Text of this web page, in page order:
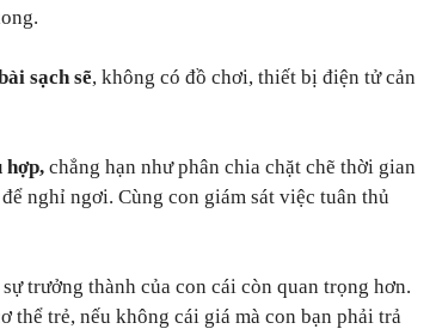
sạch sẽ, không có đồ chơi, thiết bị điện tử cản
hợp, chẳng hạn như phân chia chặt chẽ thời gian
nghỉ ngơi. Cùng con giám sát việc tuân thủ
trưởng thành của con cái còn quan trọng hơn.
thể trẻ, nếu không cái giá mà con bạn phải trả